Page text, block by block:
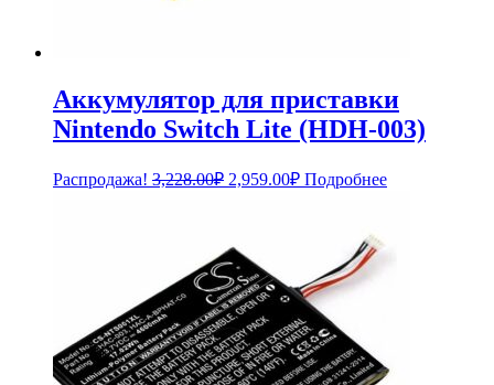
Аккумулятор для приставки
Nintendo Switch Lite (HDH-003)
Распродажа! 3,228.00₽ Первоначальная
2,959.00₽Текущая
цена:
Подробнее